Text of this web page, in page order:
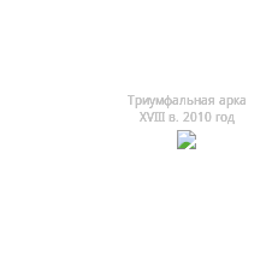
Триумфальная арка
ХVIII в. 2010 год